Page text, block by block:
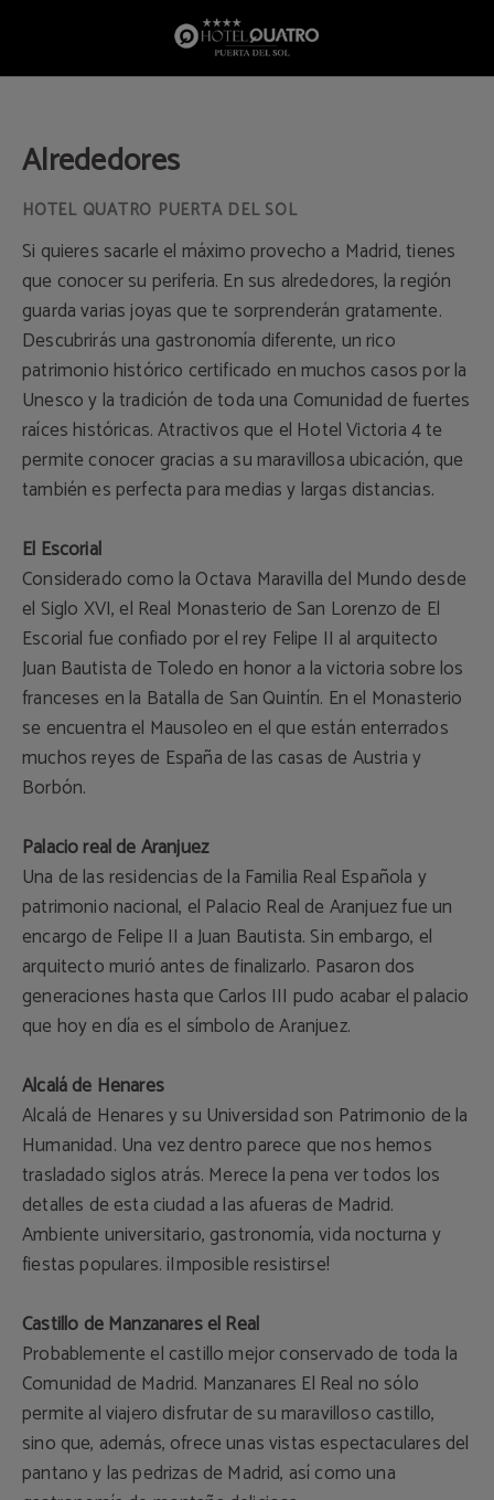
Alrededores
Si quieres sacarle el máximo provecho a Madrid, tienes
que conocer su periferia. En sus alrededores, la región
guarda varias joyas que te sorprenderán gratamente.
Descubrirás una gastronomía diferente, un rico
patrimonio histórico certificado en muchos casos por la
Unesco y la tradición de toda una Comunidad de fuertes
raíces históricas. Atractivos que el Hotel Victoria 4 te
permite conocer gracias a su maravillosa ubicación, que
también es perfecta para medias y largas distancias.
El Escorial
Considerado como la Octava Maravilla del Mundo desde
el Siglo XVI, el Real Monasterio de San Lorenzo de El
Escorial fue confiado por el rey Felipe II al arquitecto
Juan Bautista de Toledo en honor a la victoria sobre los
franceses en la Batalla de San Quintín. En el Monasterio
se encuentra el Mausoleo en el que están enterrados
muchos reyes de España de las casas de Austria y
Borbón.
Palacio real de Aranjuez
Una de las residencias de la Familia Real Española y
patrimonio nacional, el Palacio Real de Aranjuez fue un
encargo de Felipe II a Juan Bautista. Sin embargo, el
arquitecto murió antes de finalizarlo. Pasaron dos
generaciones hasta que Carlos III pudo acabar el palacio
que hoy en día es el símbolo de Aranjuez.
Alcalá de Henares
Alcalá de Henares y su Universidad son Patrimonio de la
Humanidad. Una vez dentro parece que nos hemos
trasladado siglos atrás. Merece la pena ver todos los
detalles de esta ciudad a las afueras de Madrid.
Ambiente universitario, gastronomía, vida nocturna y
fiestas populares. ¡Imposible resistirse!
Castillo de Manzanares el Real
Probablemente el castillo mejor conservado de toda la
Comunidad de Madrid. Manzanares El Real no sólo
permite al viajero disfrutar de su maravilloso castillo,
sino que, además, ofrece unas vistas espectaculares del
pantano y las pedrizas de Madrid, así como una